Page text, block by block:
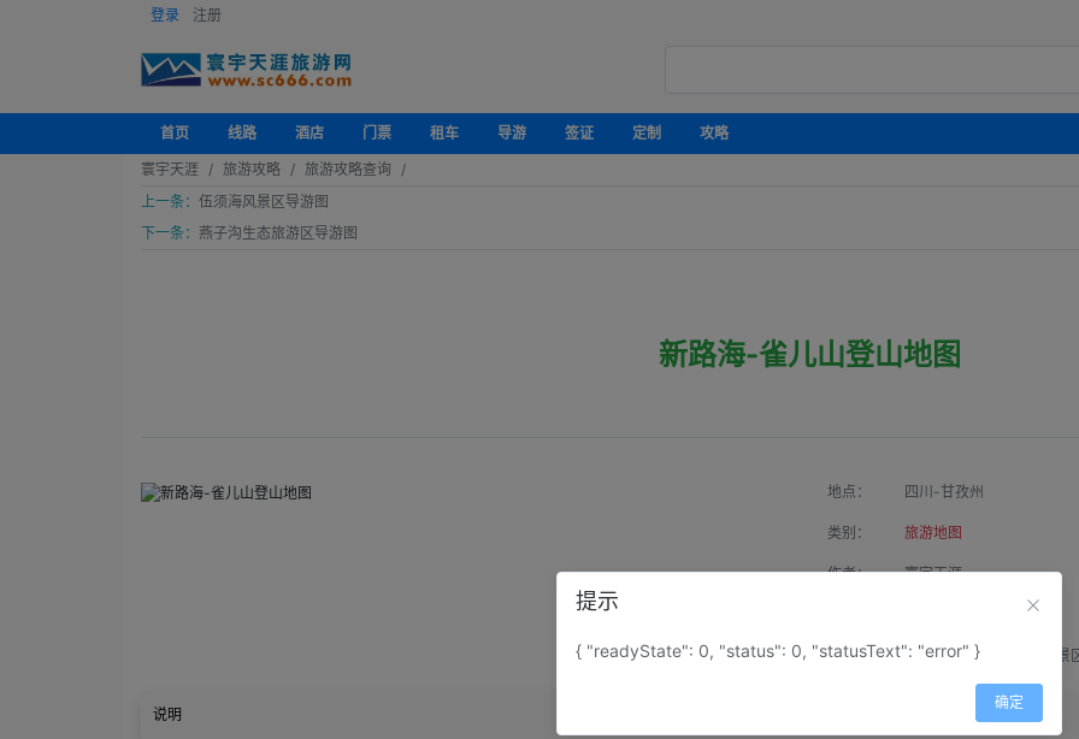
登录 注册
首页 线路 酒店 门票 租车 导游 签证 定制
攻略
寰宇天涯
旅游攻略
旅游攻略查询
上一条： 伍须海风景区导游图
下一条： 燕子沟生态旅游区导游图
新路海-雀儿山登山地图
地点： 四川-甘孜州
类别： 旅游地图
作者： 寰宇天涯
属性： 地图属性： 地图类型-景
说明
提示
{ "readyState": 0, "status": 0, "statusText": "error" }
确定